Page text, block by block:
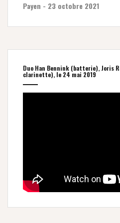
Payen - 23 octobre 2021
Duo Han Bennink (batterie), Joris
clarinette), le 24 mai 2019